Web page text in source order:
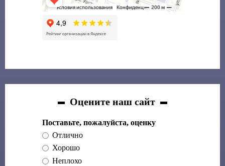
Оцените наш сайт
Поставьте, пожалуйста, оценку
Отлично
Хорошо
Неплохо